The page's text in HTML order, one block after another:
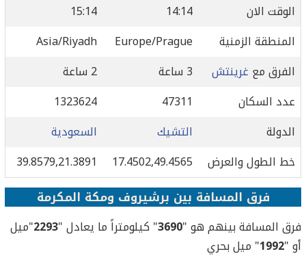
الوقت الان
14:14
15:14
المنطقة الزمنية
Europe/Prague
Asia/Riyadh
الفرق مع غرينتش 3 ساعة
2 ساعة
عدد السكان
47311
1323624
الدولة
التشيك
السعودية
خط الطول والعرض
17.4502,49.4565
39.8579,21.3891
فرق المسافة بين برشيروف ومكة المكرمة
فرق المسافة بينهم هو "3690" كيلومتراً ما يعادل "2293"ميل
أو "1992" ميل بحري